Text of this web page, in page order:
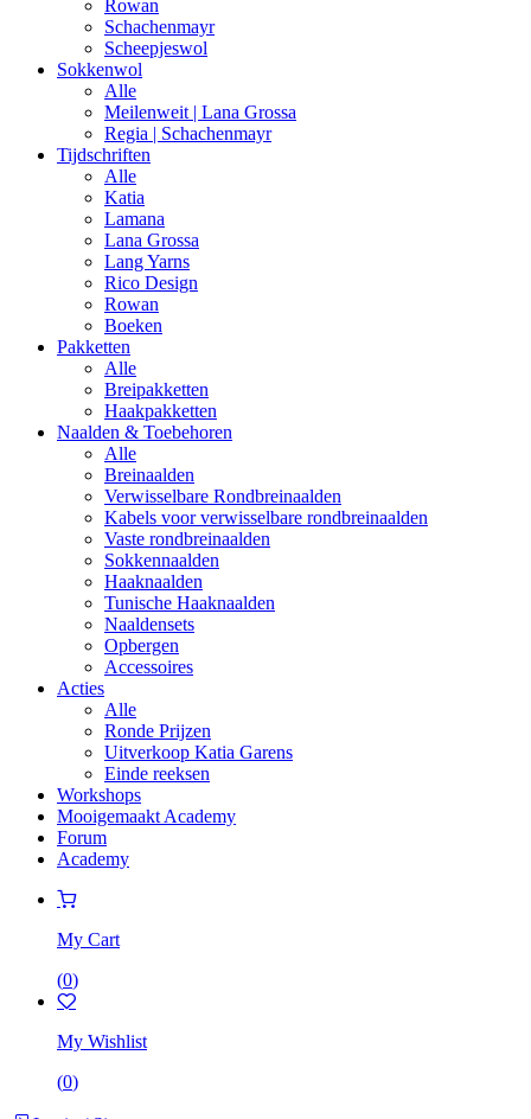
Rowan
Schachenmayr
Scheepjeswol
Sokkenwol
Alle
Meilenweit | Lana Grossa
Regia | Schachenmayr
Tijdschriften
Alle
Katia
Lamana
Lana Grossa
Lang Yarns
Rico Design
Rowan
Boeken
Pakketten
Alle
Breipakketten
Haakpakketten
Naalden & Toebehoren
Alle
Breinaalden
Verwisselbare Rondbreinaalden
Kabels voor verwisselbare rondbreinaalden
Vaste rondbreinaalden
Sokkennaalden
Haaknaalden
Tunische Haaknaalden
Naaldensets
Opbergen
Accessoires
Acties
Alle
Ronde Prijzen
Uitverkoop Katia Garens
Einde reeksen
Workshops
Mooigemaakt Academy
Forum
Academy
My Cart
(0)
My Wishlist
(0)